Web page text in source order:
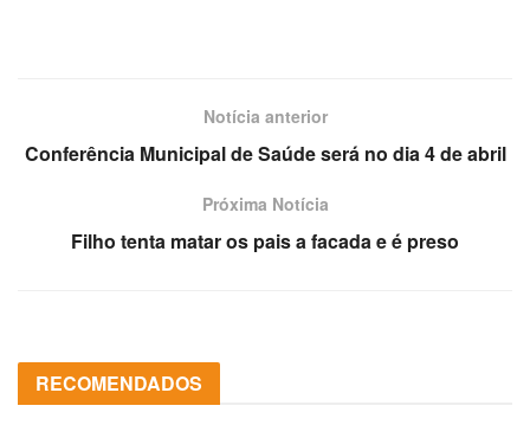
Notícia anterior
Conferência Municipal de Saúde será no dia 4 de abril
Próxima Notícia
Filho tenta matar os pais a facada e é preso
RECOMENDADOS